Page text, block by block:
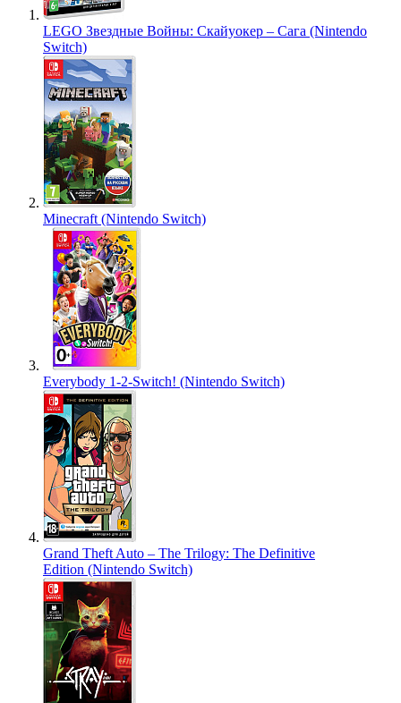
LEGO Звездные Войны: Скайуокер – Сага (Nintendo
Switch)
Minecraft (Nintendo Switch)
Everybody 1-2-Switch! (Nintendo Switch)
Grand Theft Auto – The Trilogy: The Definitive
Edition (Nintendo Switch)